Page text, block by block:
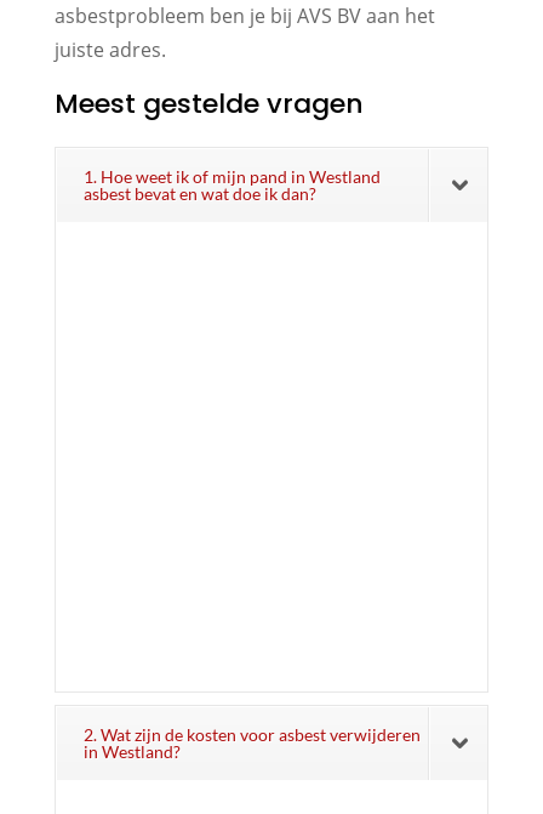
asbestprobleem ben je bij AVS BV aan het
juiste adres.
Meest gestelde vragen
1. Hoe weet ik of mijn pand in Westland
asbest bevat en wat doe ik dan?
2. Wat zijn de kosten voor asbest verwijderen
in Westland?